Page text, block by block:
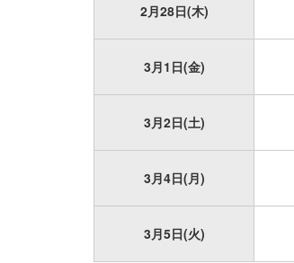
2月28日(木)
3月1日(金)
3月2日(土)
3月4日(月)
3月5日(火)